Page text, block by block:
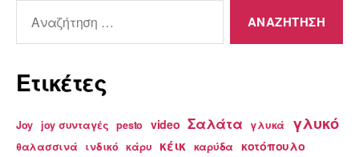
για:
Ετικέτες
Joy joy συνταγές pesto video Σαλάτα γλυκά γλυκό
θαλασσινά ινδικό κάρυ κέικ καρύδα κοτόπουλο